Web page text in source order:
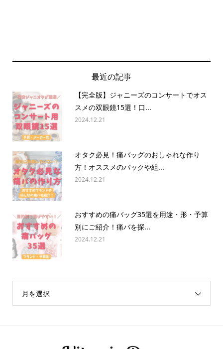
最近の記事
【完全版】ジャニーズのコンサートでオス
スメの双眼鏡15選！口...
2024.12.21
オタク必見！痛バッグのおしゃれな作り
方！オススメのバックや組...
2024.12.21
おすすめの痛バッグ35選を用途・形・予算
別にご紹介！痛バを探...
2024.12.21
月を選択